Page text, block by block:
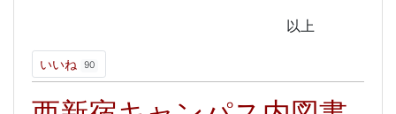
以上
いいね 90